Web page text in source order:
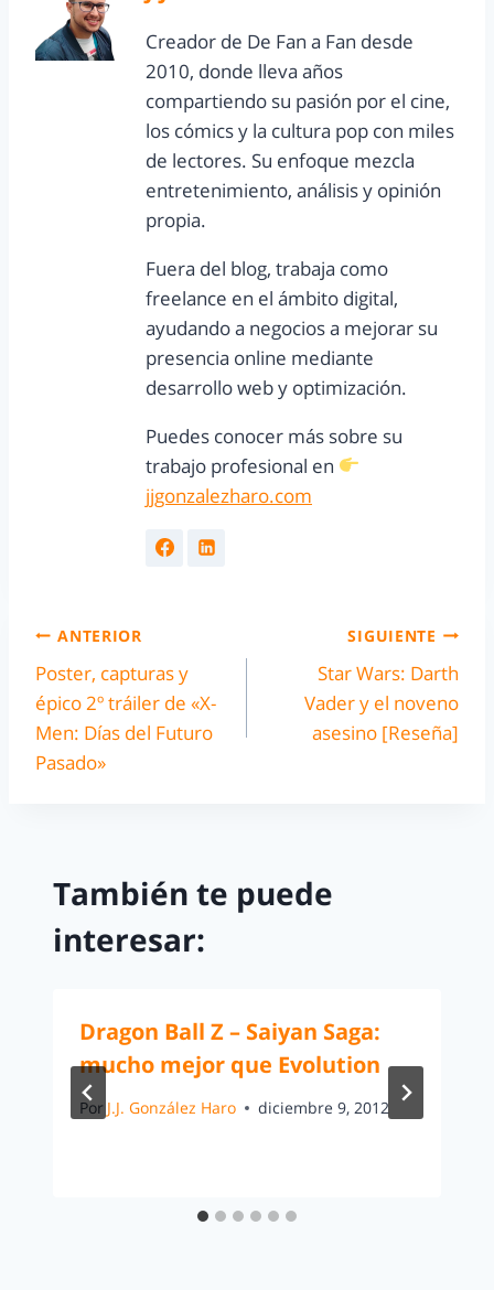
Creador de De Fan a Fan desde
2010, donde lleva años
compartiendo su pasión por el cine,
los cómics y la cultura pop con miles
de lectores. Su enfoque mezcla
entretenimiento, análisis y opinión
propia.
Fuera del blog, trabaja como
freelance en el ámbito digital,
ayudando a negocios a mejorar su
presencia online mediante
desarrollo web y optimización.
Puedes conocer más sobre su
trabajo profesional en
jjgonzalezharo.com
ANTERIOR
Poster, capturas y
épico 2º tráiler de «X-
Men: Días del Futuro
Pasado»
SIGUIENTE
Star Wars: Darth
Vader y el noveno
asesino [Reseña]
También te puede
interesar:
Dragon Ball Z – Saiyan Saga:
mucho mejor que Evolution
Por J.J. González Haro diciembre 9, 2012